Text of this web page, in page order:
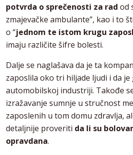
potvrda o sprečenosti za rad od
zmajevačke ambulante”, kao i to
o “jednom te istom krugu
imaju različite šifre bolesti.
Dalje se naglašava da je ta
zaposlila oko tri hiljade ljudi i da
automobilskoj industriji. Takođe
izražavanje sumnje u stručnost
zaposlenih u tom domu zdravlja,
detaljnije proveriti da li su
opravdana.